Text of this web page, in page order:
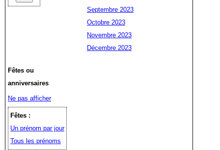
Septembre 2023
Octobre 2023
Novembre 2023
Décembre 2023
Fêtes ou
anniversaires
Ne pas afficher
Fêtes :
Un prénom par jour
Tous les prénoms